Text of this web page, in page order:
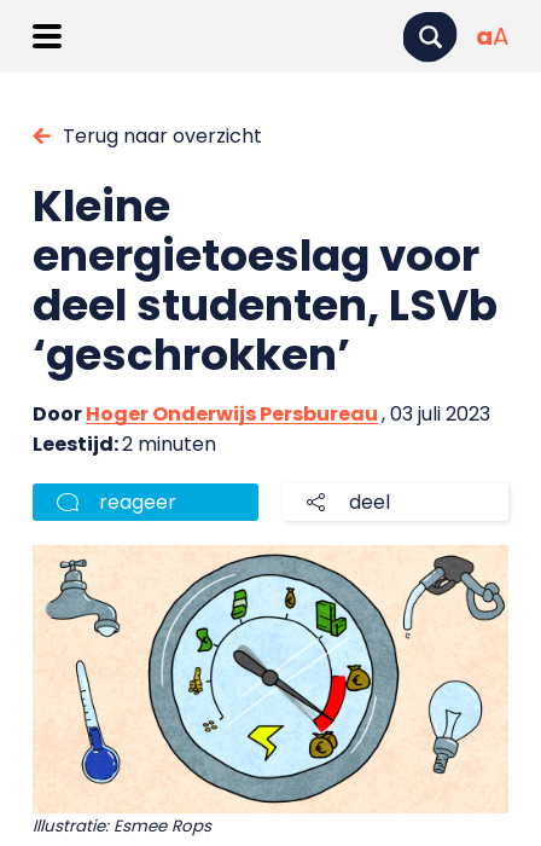
aA
Terug naar overzicht
Kleine
energietoeslag voor
deel studenten, LSVb
‘geschrokken’
DoorHoger Onderwijs Persbureau, 03 juli 2023
Leestijd:2 minuten
reageer deel
Illustratie: Esmee Rops